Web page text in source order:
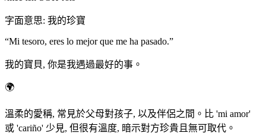
字面意思: 我的珍寶
“Mi tesoro, eres lo mejor que me ha pasado.”
我的寶貝, 你是我遇過最好的事。
🌍
溫柔的愛稱, 常見於父母對孩子, 以及伴侶之間。比 'mi amor'
或 'cariño' 少見, 但很有溫度, 暗示對方珍貴且無可取代。